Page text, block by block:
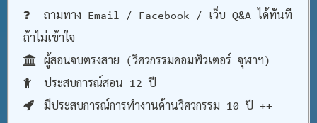
ถามทาง Email / Facebook / เว็บ Q&A ได้ทันที
ถ้าไม่เข้าใจ
ผู้สอนจบตรงสาย (วิศวกรรมคอมพิวเตอร์ จุฬาฯ)
ประสบการณ์สอน 12 ปี
มีประสบการณ์การทำงานด้านวิศวกรรม 10 ปี ++